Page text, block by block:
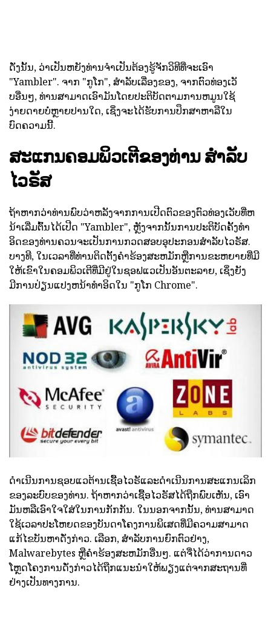
ດັ່ງນັ້ນ, ວ່າເປັນຫຍັງທ່ານຈໍາເປັນຕ້ອງຮູ້ຈັກວິທີທີ່ຈະເອົາ
"Yambler". ຈາກ "ກູໂກ", ສໍາລັບເລື່ອງຂອງ, ຈາກຕົວທ່ອງເວັ
ບອື່ນໆ, ທ່ານສາມາດເອົາມັນໂດຍປະຕິບັດຕາມການຫມູນໃຊ້
ງ່າຍດາຍບໍ່ຫຼາຍປານໃດ, ເຊິ່ງຈະໄດ້ຮັບການປຶກສາຫາລືໃນ
ບົດຄວາມນີ້.
ສະແກນຄອມພິວເຕີຂອງທ່ານສໍາລັບ
ໄວຣັສ
ຖ້າຫາກວ່າທ່ານພົບວ່າຫລັງຈາກການເປີດຕົວຂອງຕົວທ່ອງເວັບທີ່ຫ
ນ້າເລີ່ມຕົ້ນໄດ້ເປີດ "Yambler", ຫຼັງຈາກນັ້ນການປະຕິບັດຄັ້ງທໍາ
ອິດຂອງທ່ານຄວນຈະເປັນການກວດສອບອຸປະກອນສໍາລັບໄວຣັສ.
ບາງທີ, ໃນເວລາທີ່ທ່ານຕິດຕັ້ງຄໍາຮ້ອງສະຫມັກຫຼືການຂະຫຍາຍທີ່ມີ
ໃຫ້ເຂົາໃນຄອມພິວເຕີທີ່ມີຢູ່ໃນຊອຟແວເປັນອັນຕະລາຍ, ເຊິ່ງຍັງ
ມີການປ່ຽນແປງຫນ້າທໍາອິດໃນ "ກູໂກ Chrome".
ດໍາເນີນການຊອບແວຕ້ານເຊື້ອໄວຣັແລະດໍາເນີນການສະແກນເລິກ
ຂອງລະບົບຂອງທ່ານ. ຖ້າຫາກວ່າເຊື້ອໄວຣັສໄດ້ຖືກພົບເຫັນ, ເອົາ
ມັນຫລືເອົາໃຈໃສ່ໃນການກັກກັນ. ໃນນອກຈາກນັ້ນ, ທ່ານສາມາດ
ໃຊ້ເວລາປະໂຫຍດຂອງບັນດາໂຄງການພິເສດທີ່ມີຄວາມສາມາດ
ແກ້ໄຂບັນຫາດັ່ງກ່າວ. ເລືອກ, ສໍາລັບການຍົກຕົວຢ່າງ,
Malwarebytes ຫຼືຄໍາຮ້ອງສະຫມັກອື່ນໆ. ແຕ່ຈື່ໄດ້ວ່າການດາວ
ໂຫຼດໂຄງການດັ່ງກ່າວໄດ້ຖືກແນະນໍາໃຫ້ພຽງແຕ່ຈາກສະຖານທີ່
ຢ່າງເປັນທາງການ.